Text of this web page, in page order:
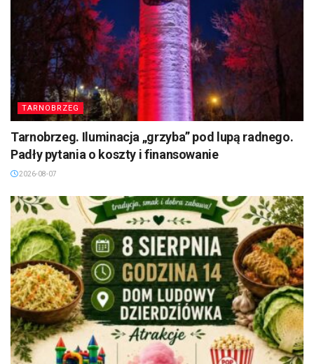
TARNOBRZEG
Tarnobrzeg. Iluminacja „grzyba” pod lupą radnego.
Padły pytania o koszty i finansowanie
2026-08-07